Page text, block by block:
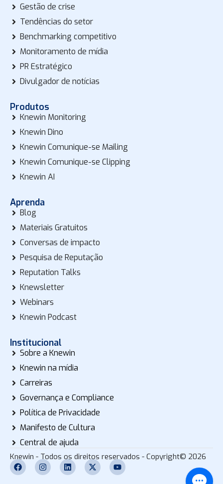
Gestão de crise
Tendências do setor
Benchmarking competitivo
Monitoramento de mídia
PR Estratégico
Divulgador de notícias
Produtos
Knewin Monitoring
Knewin Dino
Knewin Comunique-se Mailing
Knewin Comunique-se Clipping
Knewin AI
Aprenda
Blog
Materiais Gratuitos
Conversas de impacto
Pesquisa de Reputação
Reputation Talks
Knewsletter
Webinars
Knewin Podcast
Institucional
Sobre a Knewin
Knewin na mídia
Carreiras
Governança e Compliance
Política de Privacidade
Manifesto de Cultura
Central de ajuda
Knewin - Todos os direitos reservados - Copyright© 2026